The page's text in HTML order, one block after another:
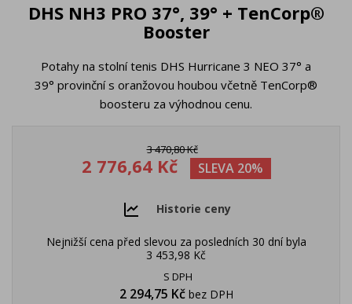
DHS NH3 PRO 37°, 39° + TenCorp®
Booster
Potahy na stolní tenis DHS Hurricane 3 NEO 37° a
39° provinční s oranžovou houbou včetně TenCorp®
boosteru za výhodnou cenu.
3 470,80 Kč
2 776,64 Kč SLEVA 20%
Historie ceny
Nejnižší cena před slevou za posledních 30 dní byla
3 453,98 Kč
S DPH
2 294,75 Kč bez DPH